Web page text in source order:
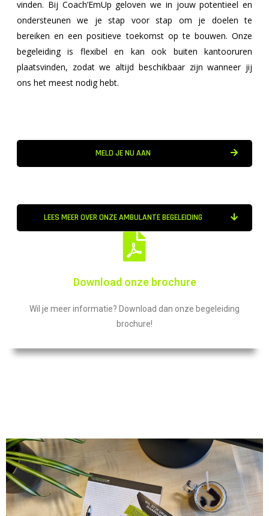
vinden. Bij Coach’EmUp geloven we in jouw potentieel en
ondersteunen we je stap voor stap om je doelen te
bereiken en een positieve toekomst op te bouwen. Onze
begeleiding is flexibel en kan ook buiten kantooruren
plaatsvinden, zodat we altijd beschikbaar zijn wanneer jij
ons het meest nodig hebt.
MELD JE NU AAN
LEES MEER OVER ONZE AMBULANTE BEGELEIDING
Download onze brochure
Wil je meer informatie? Download dan onze begeleiding
brochure!